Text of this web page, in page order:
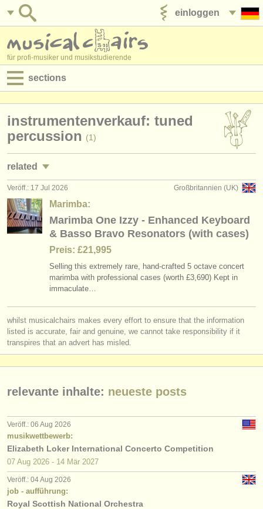
einloggen
für profi-musiker und musikstudierende
sections
jobs - aufführung
jobs - verwaltung
degree courses
kurse
musikwettbewerbe
instrumentenverkauf
verzeichnisse:
orchester
musikhochschulen
jugendorchester
über musicalchairs
kontakt
rss feeds
instrumentenverkauf: tuned
percussion (1)
related
jobs - aufführung: pauke/ (15)
jobs - unterrichten: pauke/schlagzeug (2)
masterclass pauke/
degree courses: pauke/schlagzeug (10)
instrumentenverkauf: pauke (1)
instrumentenverkauf: untuned percussion
Großbritannien (UK)
Veröff.: 17 Jul 2026
Marimba:
Marimba One Izzy - Enhanced Keyboard
& Basso Bravo Resonators (with cases)
Preis: £21,995
Selling this extremely rare, hand-crafted 5 octave concert
marimba with professional cases (worth £3,690) Kept in
immaculate…
whilst musicalchairs makes every effort to ensure that the information
listed is accurate, fair and genuine, we cannot take responsibility if it
transpires that an advert has misled.
relevante inhalte: neueste posts
Veröff.: 06 Aug 2026
musikwettbewerb:
Elizabeth Loker International Concerto Competition
07 Aug 2026 - 14 Mär 2027
Veröff.: 04 Aug 2026
job - aufführung:
Royal Scottish National Orchestra